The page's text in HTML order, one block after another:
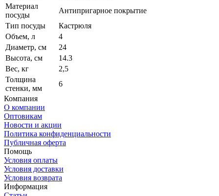
Материал
посуды
Антипригарное покрытие
Тип посуды
Кастрюля
Объем, л
4
Диаметр, см
24
Высота, см
14.3
Вес, кг
2,5
Толщина
стенки, мм
6
Компания
О компании
Оптовикам
Новости и акции
Политика конфиденциальности
Публичная оферта
Помощь
Условия оплаты
Условия доставки
Условия возврата
Информация